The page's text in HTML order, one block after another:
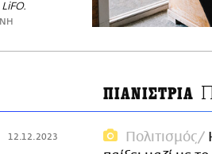
ΠΙΑΝΙΣΤΡΙΑ
12.12.2023 Πολιτισμός